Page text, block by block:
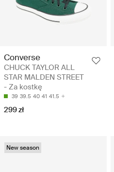
Converse
CHUCK TAYLOR ALL
STAR MALDEN STREET
- Za kostkę
39 39.5 40 41 41.5
299 zł
New season